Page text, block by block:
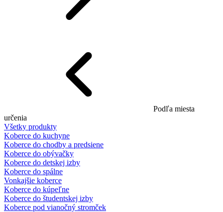
Podľa miesta
určenia
Všetky produkty
Koberce do kuchyne
Koberce do chodby a predsiene
Koberce do obývačky
Koberce do detskej izby
Koberce do spálne
Vonkajšie koberce
Koberce do kúpeľne
Koberce do študentskej izby
Koberce pod vianočný stromček